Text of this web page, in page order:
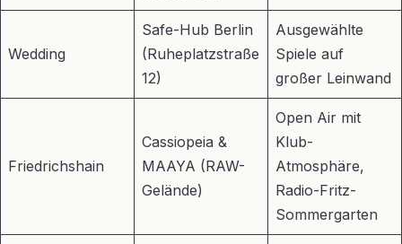
Wedding
Safe-Hub Berlin
(Ruheplatzstraße
12)
Ausgewählte
Spiele auf
großer Leinwand
Friedrichshain
Cassiopeia &
MAAYA (RAW-
Gelände)
Open Air mit
Klub-
Atmosphäre,
Radio-Fritz-
Sommergarten